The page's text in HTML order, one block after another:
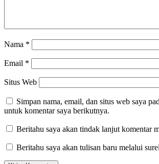
Nama *
Email *
Situs Web
Simpan nama, email, dan situs web saya
untuk komentar saya berikutnya.
Beritahu saya akan tindak lanjut komentar
Beritahu saya akan tulisan baru melalui